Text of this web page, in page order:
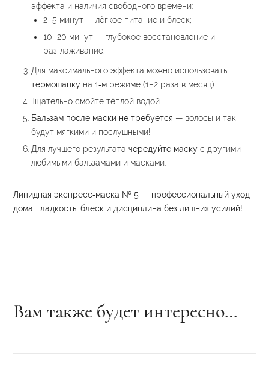
эффекта и наличия свободного времени:
2–5 минут — лёгкое питание и блеск;
10–20 минут — глубокое восстановление и
разглаживание.
Для максимального эффекта можно использовать
термошапкуна 1‑м режиме (1–2 раза в месяц).
Тщательно смойте тёплой водой.
Бальзам после маски не требуется — волосы и так
будут мягкими и послушными!
Для лучшего результата чередуйте маскус другими
любимыми бальзамами и масками.
Липидная экспресс‑маска № 5 — профессиональный уход
дома: гладкость, блеск и дисциплина без лишних усилий!
Вам также будет интересно…